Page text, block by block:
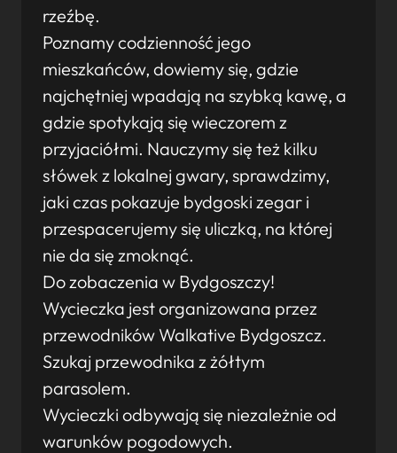
rzeźbę.
Poznamy codzienność jego
mieszkańców, dowiemy się, gdzie
najchętniej wpadają na szybką kawę, a
gdzie spotykają się wieczorem z
przyjaciółmi. Nauczymy się też kilku
słówek z lokalnej gwary, sprawdzimy,
jaki czas pokazuje bydgoski zegar i
przespacerujemy się uliczką, na której
nie da się zmoknąć.
Do zobaczenia w Bydgoszczy!
Wycieczka jest organizowana przez
przewodników Walkative Bydgoszcz.
Szukaj przewodnika z żółtym
parasolem.
Wycieczki odbywają się niezależnie od
warunków pogodowych.